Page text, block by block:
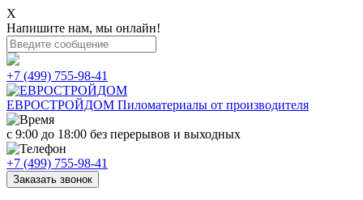
X
Напишите нам, мы онлайн!
+7 (499) 755-98-41
ЕВРОСТРОЙДОМ Пиломатериалы от производителя
с 9:00 до 18:00 без перерывов и выходных
+7 (499) 755-98-41
Заказать звонок